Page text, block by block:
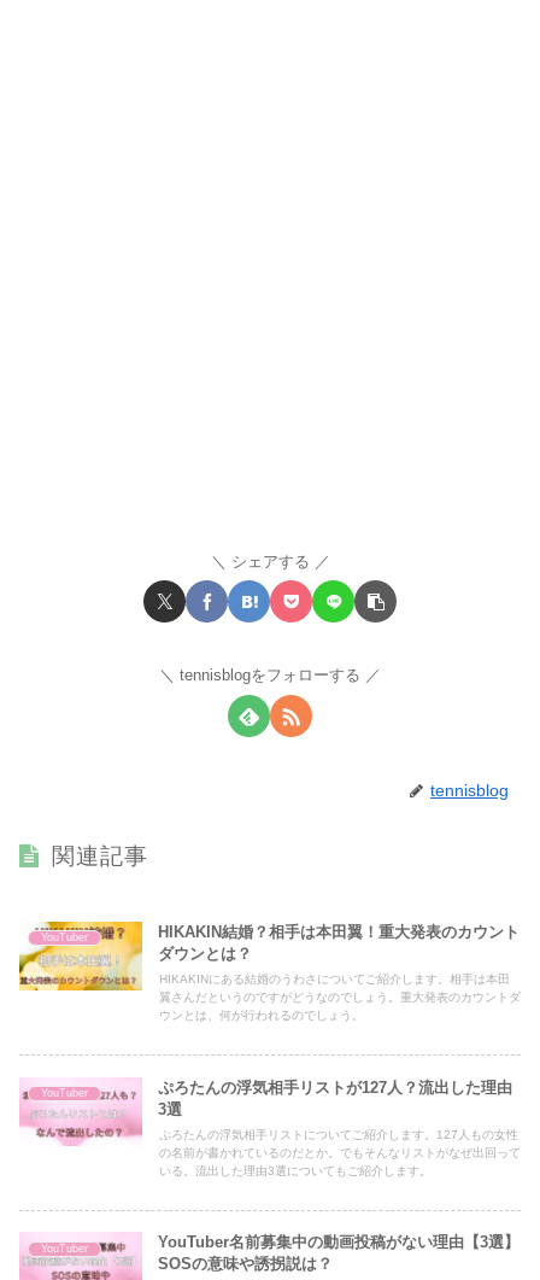
シェアする
tennisblogをフォローする
tennisblog
関連記事
YouTuber
HIKAKIN結婚？相手は本田翼！重大発表のカウント
ダウンとは？
HIKAKINにある結婚のうわさについてご紹介します。相手は本田
翼さんだというのですがどうなのでしょう。重大発表のカウントダ
ウンとは、何が行われるのでしょう。
YouTuber
ぷろたんの浮気相手リストが127人？流出した理由
3選
ぷろたんの浮気相手リストについてご紹介します。127人もの女性
の名前が書かれているのだとか。でもそんなリストがなぜ出回って
いる。流出した理由3選についてもご紹介します。
YouTuber
YouTuber名前募集中の動画投稿がない理由【3選】
SOSの意味や誘拐説は？